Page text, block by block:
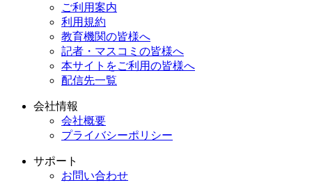
ご利用案内
利用規約
教育機関の皆様へ
記者・マスコミの皆様へ
本サイトをご利用の皆様へ
配信先一覧
会社情報
会社概要
プライバシーポリシー
サポート
お問い合わせ